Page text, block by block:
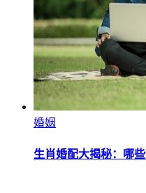
婚姻
生肖婚配大揭秘：哪